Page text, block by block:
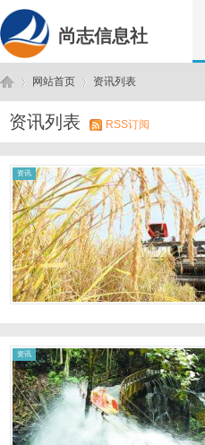
尚志信息社
尚 ›
网站首页
›
资讯列表
资讯列表 RSS订阅
资讯
资讯